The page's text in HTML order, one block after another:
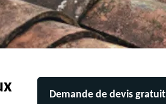
Demande de devis gratuit